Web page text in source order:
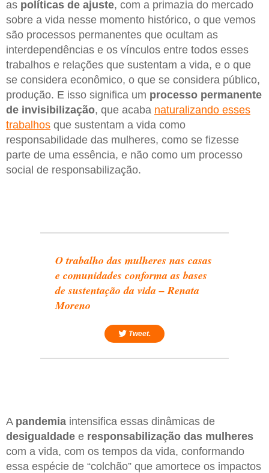
as políticas de ajuste, com a primazia do mercado
sobre a vida nesse momento histórico, o que vemos
são processos permanentes que ocultam as
interdependências e os vínculos entre todos esses
trabalhos e relações que sustentam a vida, e o que
se considera econômico, o que se considera público,
produção. E isso significa um processo permanente
de invisibilização, que acaba naturalizando esses
trabalhos que sustentam a vida como
responsabilidade das mulheres, como se fizesse
parte de uma essência, e não como um processo
social de responsabilização.
O trabalho das mulheres nas casas
e comunidades conforma as bases
de sustentação da vida – Renata
Moreno
Tweet.
A pandemia intensifica essas dinâmicas de
desigualdade e responsabilização das mulheres
com a vida, com os tempos da vida, conformando
essa espécie de “colchão” que amortece os impactos